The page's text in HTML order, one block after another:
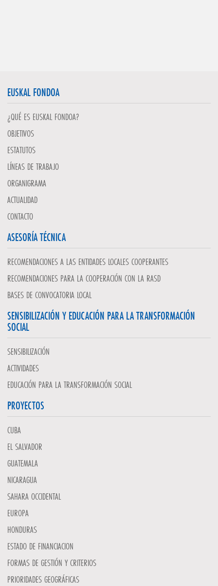
EUSKAL FONDOA
¿QUÉ ES EUSKAL FONDOA?
OBJETIVOS
ESTATUTOS
LÍNEAS DE TRABAJO
ORGANIGRAMA
ACTUALIDAD
CONTACTO
ASESORÍA TÉCNICA
RECOMENDACIONES A LAS ENTIDADES LOCALES COOPERANTES
RECOMENDACIONES PARA LA COOPERACIÓN CON LA RASD
BASES DE CONVOCATORIA LOCAL
SENSIBILIZACIÓN Y EDUCACIÓN PARA LA TRANSFORMACIÓN
SOCIAL
SENSIBILIZACIÓN
ACTIVIDADES
EDUCACIÓN PARA LA TRANSFORMACIÓN SOCIAL
PROYECTOS
CUBA
EL SALVADOR
GUATEMALA
NICARAGUA
SAHARA OCCIDENTAL
EUROPA
HONDURAS
ESTADO DE FINANCIACION
FORMAS DE GESTIÓN Y CRITERIOS
PRIORIDADES GEOGRÁFICAS